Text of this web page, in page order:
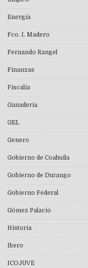
Energía
Fco. I. Madero
Fernando Rangel
Finanzas
Fiscalía
Ganaderia
GEL
Genero
Gobierno de Coahuila
Gobierno de Durango
Gobierno Federal
Gómez Palacio
Historia
Ibero
ICOJUVE